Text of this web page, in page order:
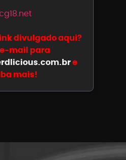
divulgado aqui?
mail para
e
mais!